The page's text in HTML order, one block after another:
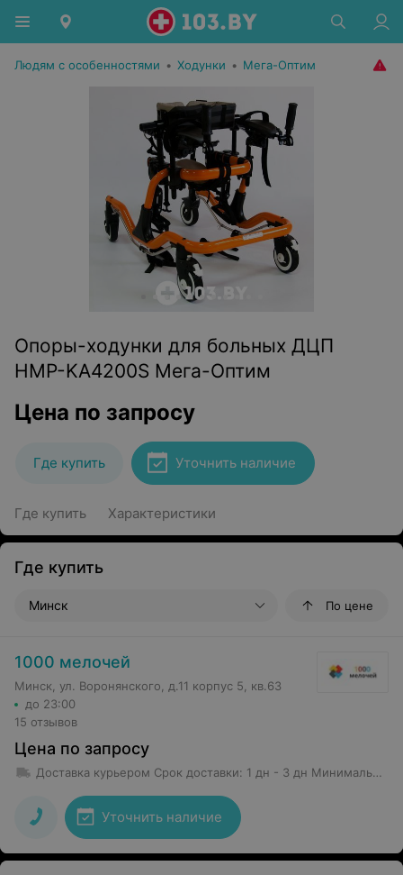
Людям с особенностями • Ходунки • Мега-Оптим
Опоры-ходунки для больных ДЦП
HMP-KA4200S Мега-Оптим
Цена по запросу
Где купить Уточнить наличие
Где купить Характеристики
Где купить
Минск По цене
1000 мелочей
Минск, ул. Воронянского, д.11 корпус 5, кв.63
до 23:00
15 отзывов
Цена по запросу
Доставка курьером Срок доставки: 1 дн - 3 дн Минимальная сумма заказа: 50 руб.
Уточнить наличие